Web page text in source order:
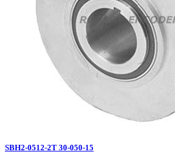
SBH2-0512-2T 30-050-15